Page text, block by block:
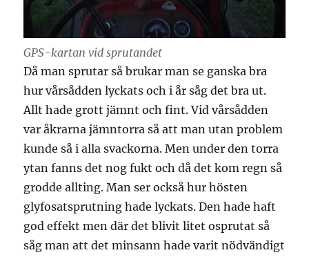
GPS-kartan vid sprutandet
Då man sprutar så brukar man se ganska bra
hur vårsådden lyckats och i år såg det bra ut.
Allt hade grott jämnt och fint. Vid vårsådden
var åkrarna jämntorra så att man utan problem
kunde så i alla svackorna. Men under den torra
ytan fanns det nog fukt och då det kom regn så
grodde allting. Man ser också hur hösten
glyfosatsprutning hade lyckats. Den hade haft
god effekt men där det blivit litet osprutat så
såg man att det minsann hade varit nödvändigt